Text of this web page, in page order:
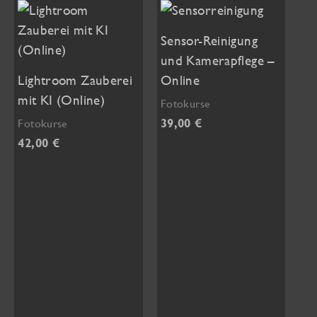
Lightroom Zauberei
mit KI (Online)
Fotokurse
42,00 €
Sensor-Reinigung
und Kamerapflege –
Online
Fotokurse
39,00€